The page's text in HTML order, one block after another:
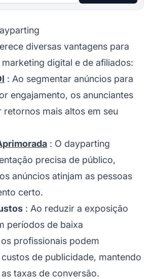
diversas vantagens para
digital e de afiliados:
: Ao segmentar anúncios para
engajamento, os anunciantes
retornos mais altos em seu
: O dayparting
precisa de público,
anúncios atinjam as pessoas
certo.
: Ao reduzir a exposição
períodos de baixa
profissionais podem
de publicidade, mantendo
taxas de conversão.